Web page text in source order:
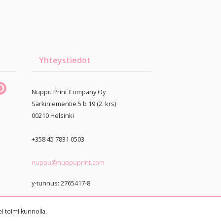
Yhteystiedot
Nuppu Print Company Oy
Särkiniementie 5 b 19 (2. krs)
00210Helsinki
+358 45 7831 0503
nuppu@nuppuprint.com
y-tunnus: 2765417-8
toimi kunnolla.